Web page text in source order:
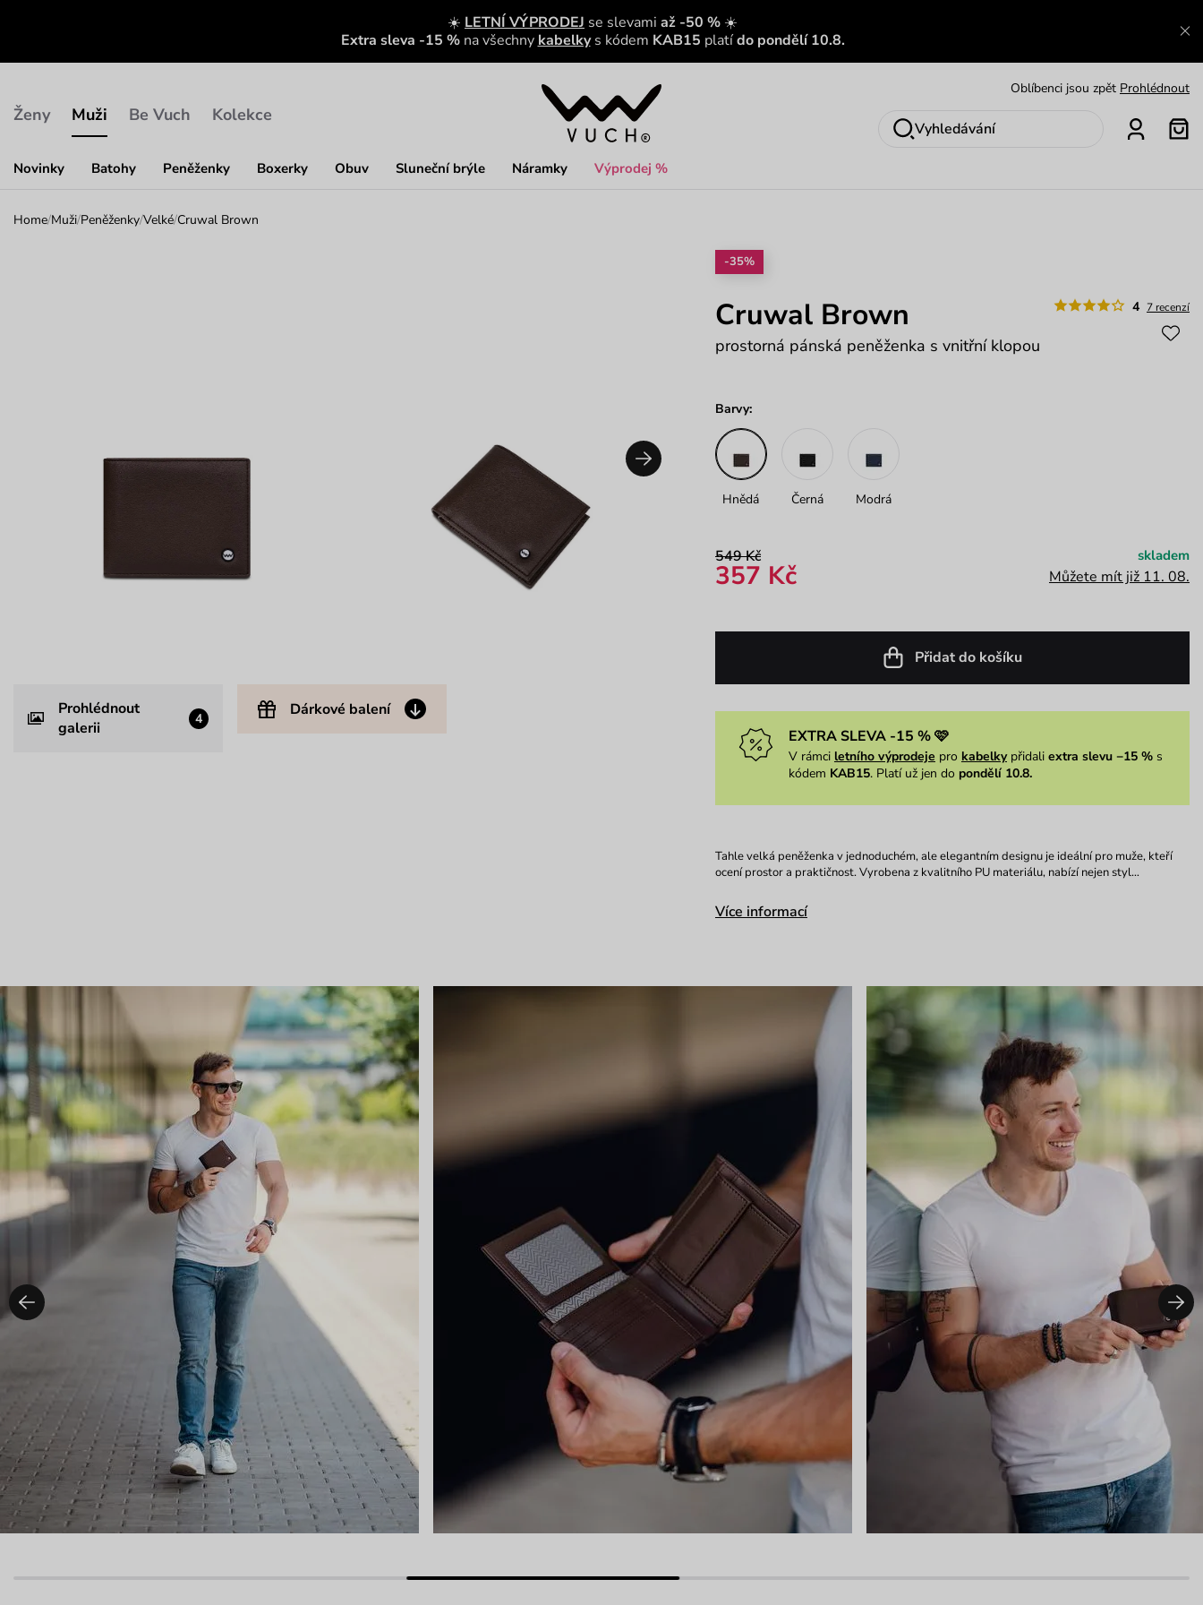
☀️ LETNÍ VÝPRODEJ se slevami až -50 % ☀️
Extra sleva -15 % na všechny kabelky s kódem KAB15 platído pondělí 10.8.
Ženy Muži
Novinky Batohy Peněženky Boxerky Obuv Sluneční brýle Náramky Výprodej %
Be Vuch Kolekce
Oblíbenci jsou zpět Prohlédnout
Nech se inspirovat Ukázat
Vyhledávání
Home/Muži/Peněženky/Velké/Cruwal Brown
Prohlédnout
galerii
4 Dárkové balení
-35%
4 7 recenzí
Cruwal Brown
prostorná pánská peněženka s vnitřní klopou
Barvy:
Hnědá Černá Modrá
549 Kč
357 Kč
skladem
Můžete mít již 11. 08.
Přidat do košíku
EXTRA SLEVA -15 % 🩷
V rámci letního výprodeje pro kabelkypřidali extra slevu −15 %s
kódem KAB15. Platí už jen do pondělí 10.8.
Tahle velká peněženka v jednoduchém, ale elegantním designu je ideální pro muže, kteří
ocení prostor a praktičnost. Vyrobena z kvalitního PU materiálu, nabízí nejen styl…
Více informací